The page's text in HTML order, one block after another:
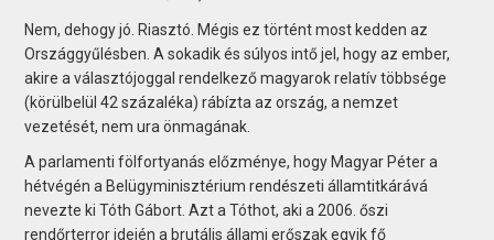
Nem, dehogy jó. Riasztó. Mégis ez történt most kedden az
Országgyűlésben. A sokadik és súlyos intő jel, hogy az ember,
akire a választójoggal rendelkező magyarok relatív többsége
(körülbelül 42 százaléka) rábízta az ország, a nemzet
vezetését, nem ura önmagának.
A parlamenti fölfortyanás előzménye, hogy Magyar Péter a
hétvégén a Belügyminiszté­rium rendészeti államtitkárává
nevezte ki Tóth Gábort. Azt a Tóthot, aki a 2006. őszi
rendőrterror idején a brutális állami erőszak egyik fő